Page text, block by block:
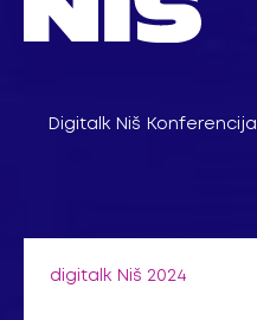
Digitalk Niš Konferencija
digitalk Niš 2024